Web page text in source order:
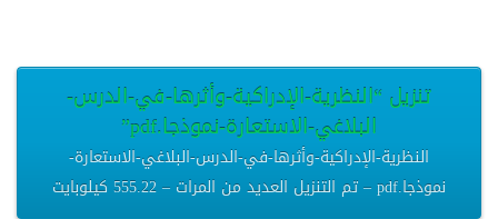
تنزيل “النظرية-الإدراكية-وأثرها-في-الدرس-
البلاغي-الاستعارة-نموذجا.pdf”
النظرية-الإدراكية-وأثرها-في-الدرس-البلاغي-الاستعارة-
نموذجا.pdf – تم التنزيل العديد من المرات – 555.22 كيلوبايت